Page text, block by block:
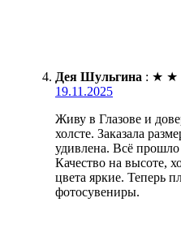
Дея Шульгина : ★ ★
19.11.2025
Живу в Глазове и
холсте. Заказала
удивлена. Всё
Качество на высоте,
цвета яркие. Теперь
фотосувениры.